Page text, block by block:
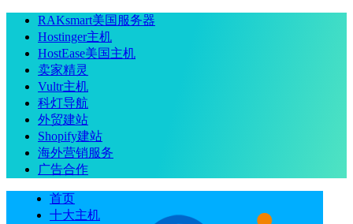
RAKsmart美国服务器
Hostinger主机
HostEase美国主机
卖家精灵
Vultr主机
科灯导航
外贸建站
Shopify建站
海外营销服务
广告合作
首页
十大主机